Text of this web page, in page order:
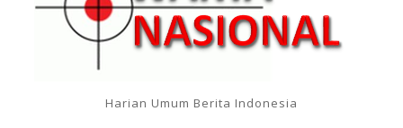
Harian Umum Berita Indonesia